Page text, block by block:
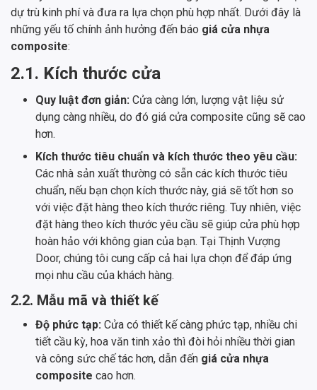
dự trù kinh phí và đưa ra lựa chọn phù hợp nhất. Dưới đây là
những yếu tố chính ảnh hưởng đến báo giá cửa nhựa
composite:
2.1. Kích thước cửa
Quy luật đơn giản: Cửa càng lớn, lượng vật liệu sử
dụng càng nhiều, do đó giá cửa composite cũng sẽ cao
hơn.
Kích thước tiêu chuẩn và kích thước theo yêu cầu:
Các nhà sản xuất thường có sẵn các kích thước tiêu
chuẩn, nếu bạn chọn kích thước này, giá sẽ tốt hơn so
với việc đặt hàng theo kích thước riêng. Tuy nhiên, việc
đặt hàng theo kích thước yêu cầu sẽ giúp cửa phù hợp
hoàn hảo với không gian của bạn. Tại Thịnh Vượng
Door, chúng tôi cung cấp cả hai lựa chọn để đáp ứng
mọi nhu cầu của khách hàng.
2.2. Mẫu mã và thiết kế
Độ phức tạp: Cửa có thiết kế càng phức tạp, nhiều chi
tiết cầu kỳ, hoa văn tinh xảo thì đòi hỏi nhiều thời gian
và công sức chế tác hơn, dẫn đến giá cửa nhựa
composite cao hơn.